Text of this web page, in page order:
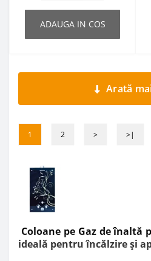
ADAUGA IN COS
Arată
1 2 > >|
Coloane pe Gaz de înaltă
ideală pentru încălzire și